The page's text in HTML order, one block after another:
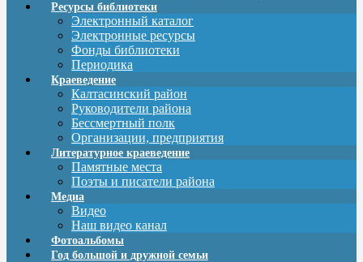
Ресурсы библиотеки
Электронный каталог
Электронные ресурсы
Фонды библиотеки
Периодика
Краеведение
Калтасинский район
Руководители района
Бессмертный полк
Организации, предприятия
Литературное краеведение
Памятные места
Поэты и писатели района
Медиа
Видео
Наш видео канал
Фотоальбомы
Год большой и дружной семьи